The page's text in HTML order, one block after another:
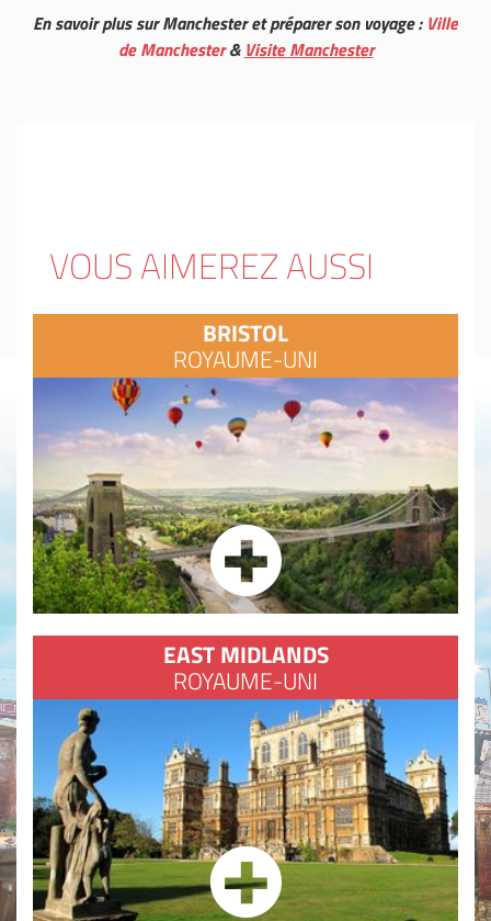
En savoir plus sur Manchester et préparer son voyage : Ville
de Manchester& Visite Manchester
VOUS AIMEREZ AUSSI
BRISTOL
ROYAUME-UNI
EAST MIDLANDS
ROYAUME-UNI